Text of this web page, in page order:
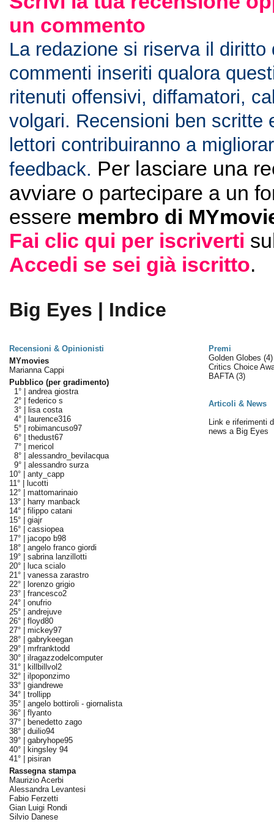
un commento
La redazione si riserva il diritto
commenti inseriti qualora
ritenuti offensivi, diffamatori,
volgari. Recensioni ben scritte
lettori contribuiranno a
feedback. Per lasciare una
avviare o partecipare a un
essere membro di
Fai clic qui per iscriverti
Accedi se sei già iscritto.
Big Eyes | Indice
Recensioni & Opinionisti
Premi
MYmovies
Marianna Cappi
Pubblico (per gradimento)
1° | andrea giostra
2° | federico s
3° |
lisa costa
4° |
laurence316
5° | robimancuso97
6° | thedust67
7° | mericol
8° | alessandro_bevilacqua
9° | alessandro surza
10° | anty_capp
11° |
lucotti
12° | mattomarinaio
13° |
harry manback
14° | filippo catani
15° | giajr
16° | cassiopea
17° | jacopo b98
18° | angelo franco giordi
19° | sabrina lanzillotti
20° |
luca scialo
21° | vanessa zarastro
22° |
lorenzo grigio
23° | francesco2
24° | onufrio
25° | andrejuve
26° | floyd80
27° | mickey97
28° | gabrykeegan
29° | mrfranktodd
30° | ilragazzodelcomputer
31° |
killbillvol2
32° | ilpoponzimo
33° | giandrewe
34° | trollipp
35° | angelo bottiroli - giornalista
36° | flyanto
37° |
benedetto zago
38° | duilio94
39° | gabryhope95
40° |
kingsley 94
41° | pisiran
Rassegna stampa
Maurizio Acerbi
Alessandra Levantesi
Fabio Ferzetti
Gian Luigi Rondi
Silvio Danese
Golden Globes (4)
Critics Choice
BAFTA (3)
Articoli & News
Link e riferimenti
news a Big Eyes